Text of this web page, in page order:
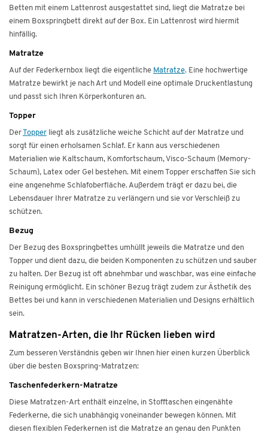
Betten mit einem Lattenrost ausgestattet sind, liegt die Matratze bei
einem Boxspringbett direkt auf der Box. Ein Lattenrost wird hiermit
hinfällig.
Matratze
Auf der Federkernbox liegt die eigentliche Matratze. Eine hochwertige
Matratze bewirkt je nach Art und Modell eine optimale Druckentlastung
und passt sich Ihren Körperkonturen an.
Topper
Der Topper liegt als zusätzliche weiche Schicht auf der Matratze und
sorgt für einen erholsamen Schlaf. Er kann aus verschiedenen
Materialien wie Kaltschaum, Komfortschaum, Visco-Schaum (Memory-
Schaum), Latex oder Gel bestehen. Mit einem Topper erschaffen Sie sich
eine angenehme Schlafoberfläche. Außerdem trägt er dazu bei, die
Lebensdauer Ihrer Matratze zu verlängern und sie vor Verschleiß zu
schützen.
Bezug
Der Bezug des Boxspringbettes umhüllt jeweils die Matratze und den
Topper und dient dazu, die beiden Komponenten zu schützen und sauber
zu halten. Der Bezug ist oft abnehmbar und waschbar, was eine einfache
Reinigung ermöglicht. Ein schöner Bezug trägt zudem zur Ästhetik des
Bettes bei und kann in verschiedenen Materialien und Designs erhältlich
sein.
Matratzen-Arten, die Ihr Rücken lieben wird
Zum besseren Verständnis geben wir Ihnen hier einen kurzen Überblick
über die besten Boxspring-Matratzen:
Taschenfederkern-Matratze
Diese Matratzen-Art enthält einzelne, in Stofftaschen eingenähte
Federkerne, die sich unabhängig voneinander bewegen können. Mit
diesen flexiblen Federkernen ist die Matratze an genau den Punkten